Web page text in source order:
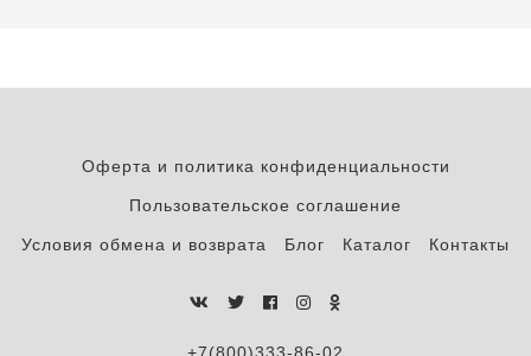
Оферта и политика конфиденциальности
Пользовательское соглашение
Условия обмена и возврата Блог Каталог Контакты